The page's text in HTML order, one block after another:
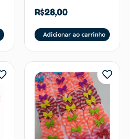
R$28,00
Adicionar ao carrinho